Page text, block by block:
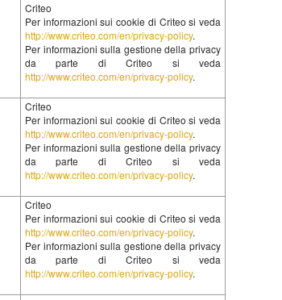
Criteo
Per informazioni sui cookie di Criteo si veda
http://www.criteo.com/en/privacy-policy.
Per informazioni sulla gestione della privacy
da parte di Criteo si veda
http://www.criteo.com/en/privacy-policy.
Criteo
Per informazioni sui cookie di Criteo si veda
http://www.criteo.com/en/privacy-policy.
Per informazioni sulla gestione della privacy
da parte di Criteo si veda
http://www.criteo.com/en/privacy-policy.
Criteo
Per informazioni sui cookie di Criteo si veda
http://www.criteo.com/en/privacy-policy.
Per informazioni sulla gestione della privacy
da parte di Criteo si veda
http://www.criteo.com/en/privacy-policy.